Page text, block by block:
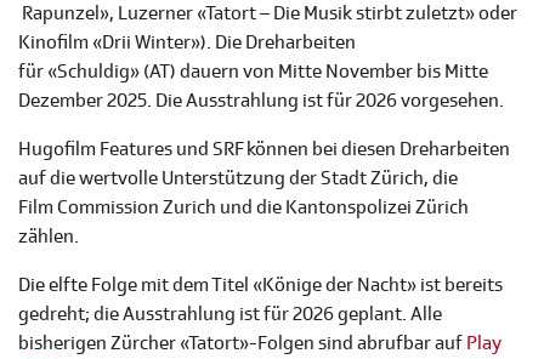
Rapunzel», Luzerner «Tatort – Die Musik stirbt zuletzt» oder
Kinofilm «Drii Winter»). Die Dreharbeiten
für «Schuldig» (AT) dauern von Mitte November bis Mitte
Dezember 2025. Die Ausstrahlung ist für 2026 vorgesehen.
Hugofilm Features und SRF können bei diesen Dreharbeiten
auf die wertvolle Unterstützung der Stadt Zürich, die
Film Commission Zurich und die Kantonspolizei Zürich
zählen.
Die elfte Folge mit dem Titel «Könige der Nacht» ist bereits
gedreht; die Ausstrahlung ist für 2026 geplant. Alle
bisherigen Zürcher «Tatort»-Folgen sind abrufbar auf Play